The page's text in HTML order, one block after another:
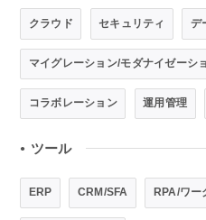
クラウド セキュリティ デ
マイグレーション/モダナイゼーシ
コラボレーション 運用管理
● ツール
ERP CRM/SFA RPA/ワー